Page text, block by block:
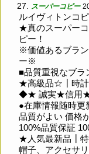
27. スーパーコピー
ルイヴィトンコ
★真のスーパー
ピー！
※価値あるブラ
ー※
■品質重視なブラ
★高級品☆┃時
◆★ 誠実★信用★
●在庫情報随時更
品質がよい 価格
100%品質保証
★人気最新品┃特
帽子、アクセサ